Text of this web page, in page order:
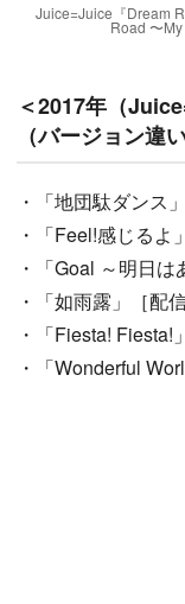
Juice=Juice『Dream
Road 〜
＜2017年（
（バージョン違
・「地団駄ダンス」
・「Feel!感じるよ」
・「Goal ～明日は
・「如雨露」［配
・「Fiesta! Fiesta!
・「Wonderful